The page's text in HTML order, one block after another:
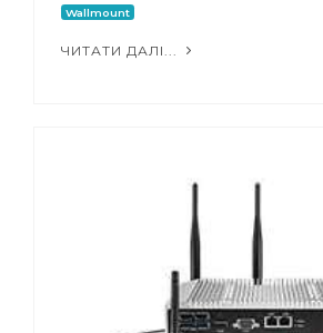
Wallmount
ЧИТАТИ ДАЛІ...